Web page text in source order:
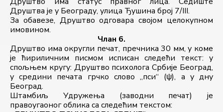
Друштва је у Београду, улица Ђушина број 7/III.
За обавезе, Друштво одговара својом целокупном
имовином.
Члан 6.
Друштво има округли печат, пречника 30 мм, у коме
је ћириличним писмом исписан следећи текст: у
спољњем кругу: Друштво психолога Србије Београд,
у средини печата грчко слово „пси“ (ψ), а у дну
Београд.
Штамбиљ Удружења (заводни печат) је
правоугаоног облика са следећим текстом: